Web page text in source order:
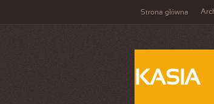
Strona główna
KASIA